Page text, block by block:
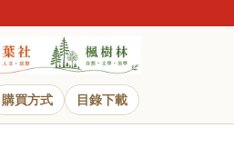
購買方式 目錄下載